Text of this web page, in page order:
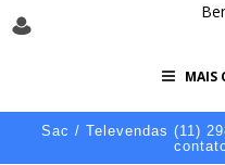
MAIS
Sac / Televendas (11)